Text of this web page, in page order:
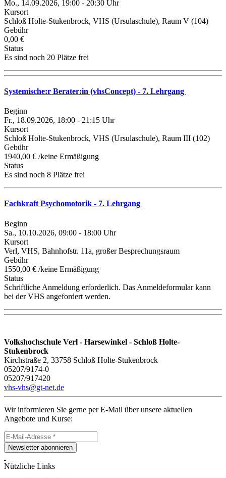
Mo., 14.09.2026, 19:00 - 20:30 Uhr
Kursort
Schloß Holte-Stukenbrock, VHS (Ursulaschule), Raum V (104)
Gebühr
0,00 €
Status
Es sind noch 20 Plätze frei
Systemische:r Berater:in (vhsConcept) - 7. Lehrgang
Beginn
Fr., 18.09.2026, 18:00 - 21:15 Uhr
Kursort
Schloß Holte-Stukenbrock, VHS (Ursulaschule), Raum III (102)
Gebühr
1940,00 € /keine Ermäßigung
Status
Es sind noch 8 Plätze frei
Fachkraft Psychomotorik - 7. Lehrgang
Beginn
Sa., 10.10.2026, 09:00 - 18:00 Uhr
Kursort
Verl, VHS, Bahnhofstr. 11a, großer Besprechungsraum
Gebühr
1550,00 € /keine Ermäßigung
Status
Schriftliche Anmeldung erforderlich. Das Anmeldeformular kann
bei der VHS angefordert werden.
Volkshochschule Verl - Harsewinkel - Schloß Holte-
Stukenbrock
Kirchstraße 2, 33758 Schloß Holte-Stukenbrock
05207/9174-0
05207/917420
vhs-vhs@gt-net.de
Wir informieren Sie gerne per E-Mail über unsere aktuellen
Angebote und Kurse:
Newsletter abonnieren
Nützliche Links